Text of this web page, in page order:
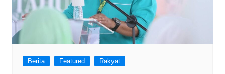
Berita Featured Rakyat